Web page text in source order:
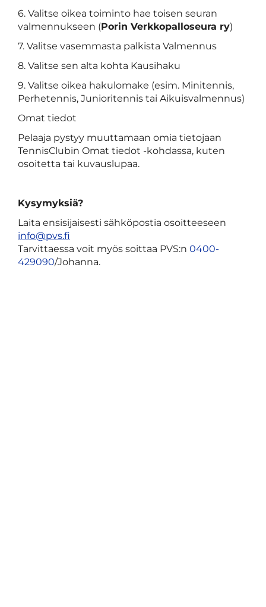
6. Valitse oikea toiminto hae toisen seuran
valmennukseen (Porin Verkkopalloseura ry)
7. Valitse vasemmasta palkista Valmennus
8. Valitse sen alta kohta Kausihaku
9. Valitse oikea hakulomake (esim. Minitennis,
Perhetennis, Junioritennis tai Aikuisvalmennus)
Omat tiedot
Pelaaja pystyy muuttamaan omia tietojaan
TennisClubin Omat tiedot -kohdassa, kuten
osoitetta tai kuvauslupaa.
Kysymyksiä?
Laita ensisijaisesti sähköpostia osoitteeseen
info@pvs.fi
Tarvittaessa voit myös soittaa PVS:n 0400-
429090/Johanna.